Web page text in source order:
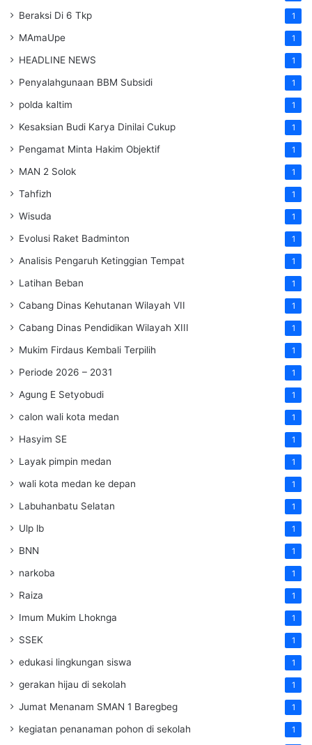
Beraksi Di 6 Tkp 1
MAmaUpe 1
HEADLINE NEWS 1
Penyalahgunaan BBM Subsidi 1
polda kaltim 1
Kesaksian Budi Karya Dinilai Cukup 1
Pengamat Minta Hakim Objektif 1
MAN 2 Solok 1
Tahfizh 1
Wisuda 1
Evolusi Raket Badminton 1
Analisis Pengaruh Ketinggian Tempat 1
Latihan Beban 1
Cabang Dinas Kehutanan Wilayah VII 1
Cabang Dinas Pendidikan Wilayah XIII 1
Mukim Firdaus Kembali Terpilih 1
Periode 2026 – 2031 1
Agung E Setyobudi 1
calon wali kota medan 1
Hasyim SE 1
Layak pimpin medan 1
wali kota medan ke depan 1
Labuhanbatu Selatan 1
Ulp lb 1
BNN 1
narkoba 1
Raiza 1
Imum Mukim Lhoknga 1
SSEK 1
edukasi lingkungan siswa 1
gerakan hijau di sekolah 1
Jumat Menanam SMAN 1 Baregbeg 1
kegiatan penanaman pohon di sekolah 1